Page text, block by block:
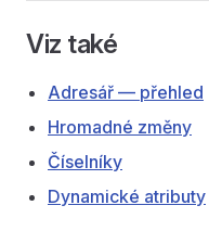
Viz také
Adresář — přehled
Hromadné změny
Číselníky
Dynamické atributy